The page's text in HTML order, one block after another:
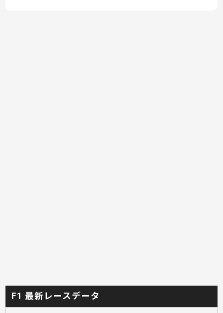
F1 最新レースデータ